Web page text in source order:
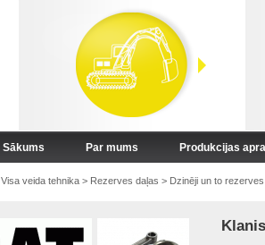
Sākums Par mums Produkcijas
Visa veida tehnika> Rezerves daļas > Dzinēji un to
Klanis